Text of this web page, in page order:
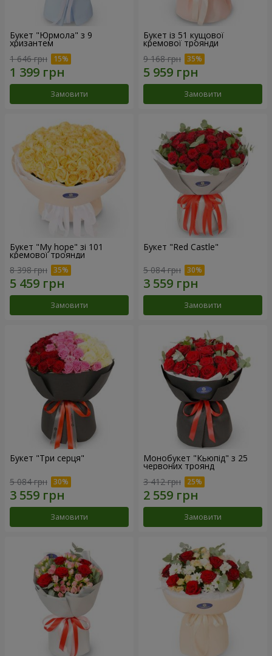
Букет "Юрмола" з 9
хризантем
1 646 грн
Замовити
Букет із 51 кущової
кремової троянди
9 168 грн
Замовити
Букет "My hope" зі 101
кремової троянди
8 398 грн
Замовити
Букет "Red Castle"
5 084 грн
Замовити
Букет "Три серця"
5 084 грн
Замовити
Монобукет "Кьюпід" з 25
червоних троянд
3 412 грн
Замовити